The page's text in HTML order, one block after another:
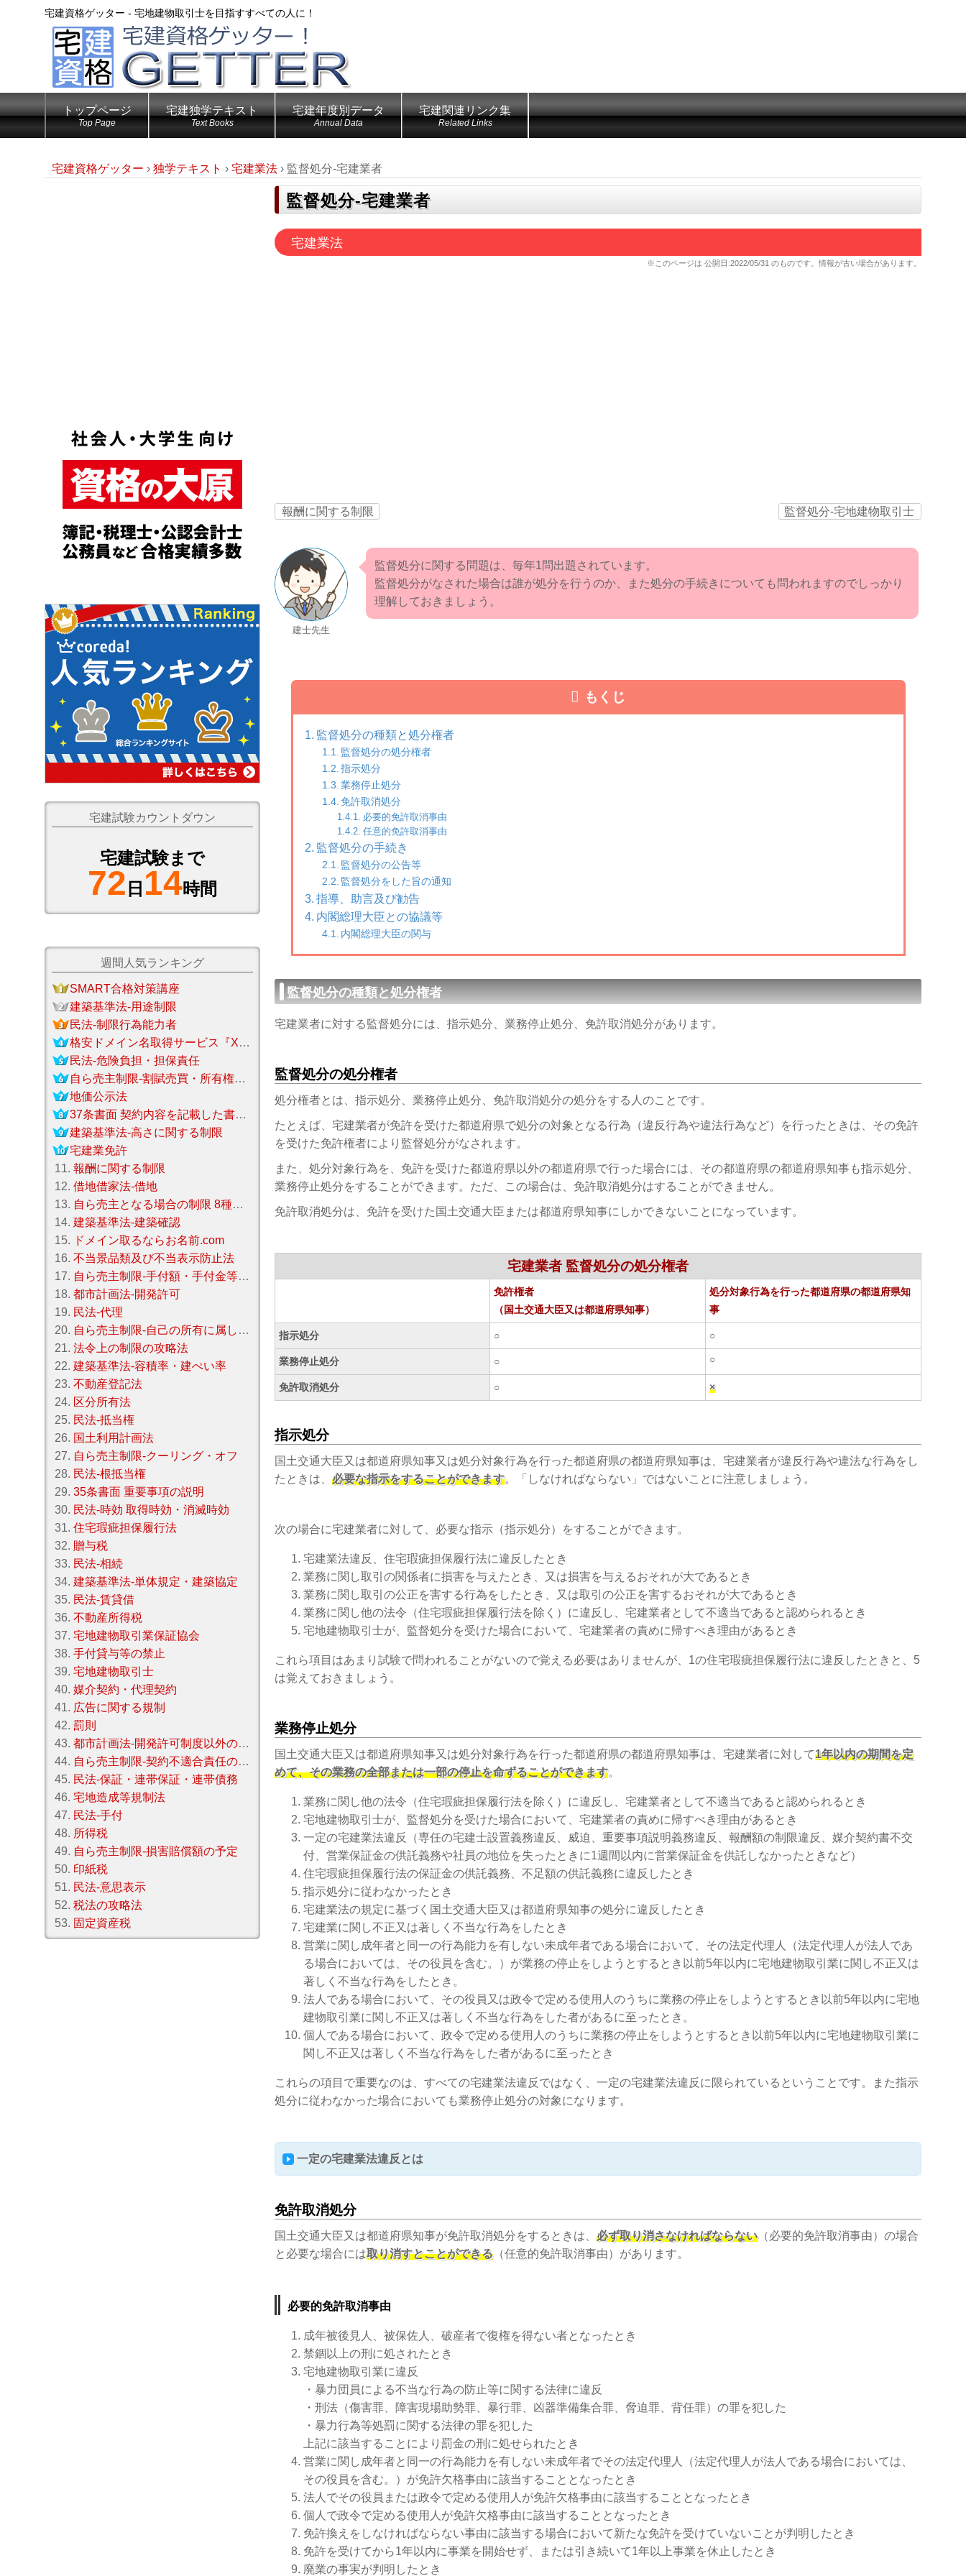
宅建資格ゲッター - 宅地建物取引士を目指すすべての人に！
トップページ
Top Page
宅建独学テキスト
Text Books
宅建年度別データ
Annual Data
宅建関連リンク集
Related Links
宅建資格ゲッター › 独学テキスト › 宅建業法 › 監督処分‐宅建業者
監督処分‐宅建業者
宅建業法
※このページは 公開日:2022/05/31 のものです。情報が古い場合があります。
監督処分‐宅地建物取引士
報酬に関する制限
建士先生
監督処分に関する問題は、毎年1問出題されています。
監督処分がなされた場合は誰が処分を行うのか、また処分の手続きについても問われますのでしっかり
理解しておきましょう。
もくじ
監督処分の種類と処分権者
監督処分の処分権者
指示処分
業務停止処分
免許取消処分
必要的免許取消事由
任意的免許取消事由
監督処分の手続き
監督処分の公告等
監督処分をした旨の通知
指導、助言及び勧告
内閣総理大臣との協議等
内閣総理大臣の関与
監督処分の種類と処分権者
宅建業者に対する監督処分には、指示処分、業務停止処分、免許取消処分があります。
監督処分の処分権者
処分権者とは、指示処分、業務停止処分、免許取消処分の処分をする人のことです。
たとえば、宅建業者が免許を受けた都道府県で処分の対象となる行為（違反行為や違法行為など）を行ったときは、その免許
を受けた免許権者により監督処分がなされます。
また、処分対象行為を、免許を受けた都道府県以外の都道府県で行った場合には、その都道府県の都道府県知事も指示処分、
業務停止処分をすることができます。ただ、この場合は、免許取消処分はすることができません。
免許取消処分は、免許を受けた国土交通大臣または都道府県知事にしかできないことになっています。
宅建業者 監督処分の処分権者
免許権者
（国土交通大臣又は都道府県知事）
処分対象行為を行った都道府県の都道府県知
事
指示処分 ○ ○
業務停止処分 ○ ○
免許取消処分 ○ ×
指示処分
国土交通大臣又は都道府県知事又は処分対象行為を行った都道府県の都道府県知事は、宅建業者が違反行為や違法な行為をし
たときは、 必要な指示をすることができます。「しなければならない」ではないことに注意しましょう。
次の場合に宅建業者に対して、必要な指示（指示処分）をすることができます。
宅建業法違反、住宅瑕疵担保履行法に違反したとき
業務に関し取引の関係者に損害を与えたとき、又は損害を与えるおそれが大であるとき
業務に関し取引の公正を害する行為をしたとき、又は取引の公正を害するおそれが大であるとき
業務に関し他の法令（住宅瑕疵担保履行法を除く）に違反し、宅建業者として不適当であると認められるとき
宅地建物取引士が、監督処分を受けた場合において、宅建業者の責めに帰すべき理由があるとき
これら項目はあまり試験で問われることがないので覚える必要はありませんが、1の住宅瑕疵担保履行法に違反したときと、5
は覚えておきましょう。
業務停止処分
国土交通大臣又は都道府県知事又は処分対象行為を行った都道府県の都道府県知事は、宅建業者に対して1年以内の期間を定
めて、その業務の全部または一部の停止を命ずることができます。
業務に関し他の法令（住宅瑕疵担保履行法を除く）に違反し、宅建業者として不適当であると認められるとき
宅地建物取引士が、監督処分を受けた場合において、宅建業者の責めに帰すべき理由があるとき
一定の宅建業法違反（専任の宅建士設置義務違反、威迫、重要事項説明義務違反、報酬額の制限違反、媒介契約書不交
付、営業保証金の供託義務や社員の地位を失ったときに1週間以内に営業保証金を供託しなかったときなど）
住宅瑕疵担保履行法の保証金の供託義務、不足額の供託義務に違反したとき
指示処分に従わなかったとき
宅建業法の規定に基づく国土交通大臣又は都道府県知事の処分に違反したとき
宅建業に関し不正又は著しく不当な行為をしたとき
営業に関し成年者と同一の行為能力を有しない未成年者である場合において、その法定代理人（法定代理人が法人であ
る場合においては、その役員を含む。）が業務の停止をしようとするとき以前5年以内に宅地建物取引業に関し不正又は
著しく不当な行為をしたとき。
法人である場合において、その役員又は政令で定める使用人のうちに業務の停止をしようとするとき以前5年以内に宅地
建物取引業に関し不正又は著しく不当な行為をした者があるに至ったとき。
個人である場合において、政令で定める使用人のうちに業務の停止をしようとするとき以前5年以内に宅地建物取引業に
関し不正又は著しく不当な行為をした者があるに至ったとき
これらの項目で重要なのは、すべての宅建業法違反ではなく、一定の宅建業法違反に限られているということです。また指示
処分に従わなかった場合においても業務停止処分の対象になります。
一定の宅建業法違反とは
免許取消処分
国土交通大臣又は都道府県知事が免許取消処分をするときは、 必ず取り消さなければならない（必要的免許取消事由）の場合
と必要な場合には取り消すとことができる（任意的免許取消事由）があります。
必要的免許取消事由
成年被後見人、被保佐人、破産者で復権を得ない者となったとき
禁錮以上の刑に処されたとき
宅地建物取引業に違反
・暴力団員による不当な行為の防止等に関する法律に違反
・刑法（傷害罪、障害現場助勢罪、暴行罪、凶器準備集合罪、脅迫罪、背任罪）の罪を犯した
・暴力行為等処罰に関する法律の罪を犯した
上記に該当することにより罰金の刑に処せられたとき
営業に関し成年者と同一の行為能力を有しない未成年者でその法定代理人（法定代理人が法人である場合においては、
その役員を含む。）が免許欠格事由に該当することとなったとき
法人でその役員または政令で定める使用人が免許欠格事由に該当することとなったとき
個人で政令で定める使用人が免許欠格事由に該当することとなったとき
免許換えをしなければならない事由に該当する場合において新たな免許を受けていないことが判明したとき
免許を受けてから1年以内に事業を開始せず、または引き続いて1年以上事業を休止したとき
廃業の事実が判明したとき
宅建試験カウントダウン
宅建試験まで
72 日 14時間
週間人気ランキング
SMART合格対策講座
建築基準法‐用途制限
民法‐制限行為能力者
格安ドメイン名取得サービス『Xserverドメイン』
民法‐危険負担・担保責任
自ら売主制限‐割賦売買・所有権保留
地価公示法
37条書面 契約内容を記載した書面（契約書）
建築基準法‐高さに関する制限
宅建業免許
11. 報酬に関する制限
12. 借地借家法‐借地
13. 自ら売主となる場合の制限 8種制限
14. 建築基準法‐建築確認
15. ドメイン取るならお名前.com
16. 不当景品類及び不当表示防止法
17. 自ら売主制限‐手付額・手付金等保全措置
18. 都市計画法‐開発許可
19. 民法‐代理
20. 自ら売主制限‐自己の所有に属しない宅地建物の売買契約締結の制限
21. 法令上の制限の攻略法
22. 建築基準法‐容積率・建ぺい率
23. 不動産登記法
24. 区分所有法
25. 民法‐抵当権
26. 国土利用計画法
27. 自ら売主制限‐クーリング・オフ
28. 民法‐根抵当権
29. 35条書面 重要事項の説明
30. 民法‐時効 取得時効・消滅時効
31. 住宅瑕疵担保履行法
32. 贈与税
33. 民法‐相続
34. 建築基準法‐単体規定・建築協定
35. 民法‐賃貸借
36. 不動産所得税
37. 宅地建物取引業保証協会
38. 手付貸与等の禁止
39. 宅地建物取引士
40. 媒介契約・代理契約
41. 広告に関する規制
42. 罰則
43. 都市計画法‐開発許可制度以外の都市計画制限
44. 自ら売主制限‐契約不適合責任の特約の制限
45. 民法‐保証・連帯保証・連帯債務
46. 宅地造成等規制法
47. 民法‐手付
48. 所得税
49. 自ら売主制限‐損害賠償額の予定
50. 印紙税
51. 民法‐意思表示
52. 税法の攻略法
53. 固定資産税